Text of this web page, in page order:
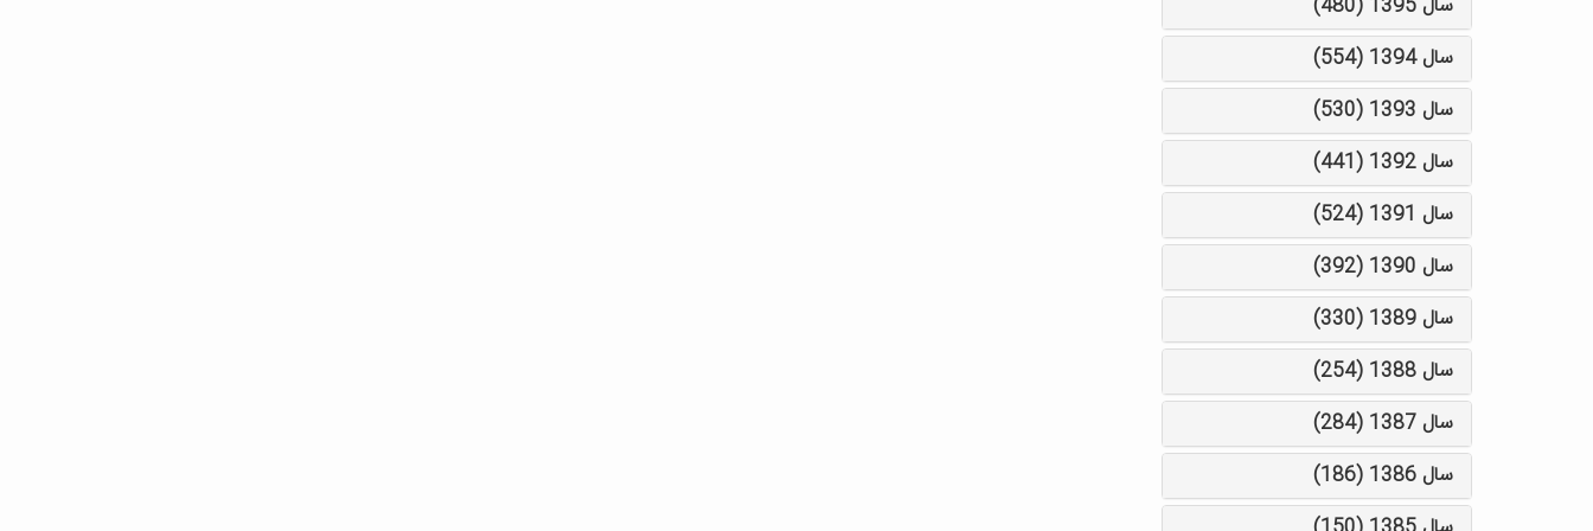
سال 1395 (480)
سال 1394 (554)
سال 1393 (530)
سال 1392 (441)
سال 1391 (524)
سال 1390 (392)
سال 1389 (330)
سال 1388 (254)
سال 1387 (284)
سال 1386 (186)